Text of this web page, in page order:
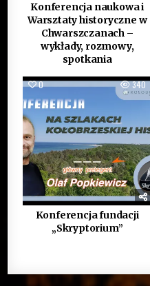
Konferencja naukowa i
Warsztaty historyczne w
Chwarszczanach –
wykłady, rozmowy,
spotkania
0 340
Konferencja fundacji
„Skryptorium”